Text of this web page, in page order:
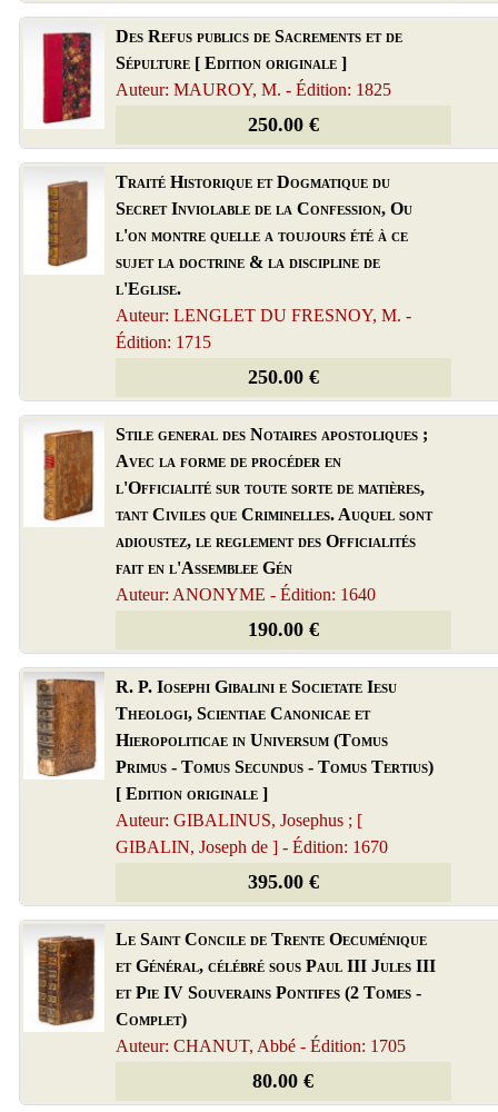
Des Refus publics de Sacrements et de
Sépulture [ Edition originale ]
Auteur: MAUROY, M. - Édition: 1825
250.00 €
Traité Historique et Dogmatique du
Secret Inviolable de la Confession, Ou
l'on montre quelle a toujours été à ce
sujet la doctrine & la discipline de
l'Eglise.
Auteur: LENGLET DU FRESNOY, M. -
Édition: 1715
250.00 €
Stile general des Notaires apostoliques ;
Avec la forme de procéder en
l'Officialité sur toute sorte de matières,
tant Civiles que Criminelles. Auquel sont
adioustez, le reglement des Officialités
fait en l'Assemblee Gén
Auteur: ANONYME - Édition: 1640
190.00 €
R. P. Iosephi Gibalini e Societate Iesu
Theologi, Scientiae Canonicae et
Hieropoliticae in Universum (Tomus
Primus - Tomus Secundus - Tomus Tertius)
[ Edition originale ]
Auteur: GIBALINUS, Josephus ; [
GIBALIN, Joseph de ] - Édition: 1670
395.00 €
Le Saint Concile de Trente Oecuménique
et Général, célébré sous Paul III Jules III
et Pie IV Souverains Pontifes (2 Tomes -
Complet)
Auteur: CHANUT, Abbé - Édition: 1705
80.00 €